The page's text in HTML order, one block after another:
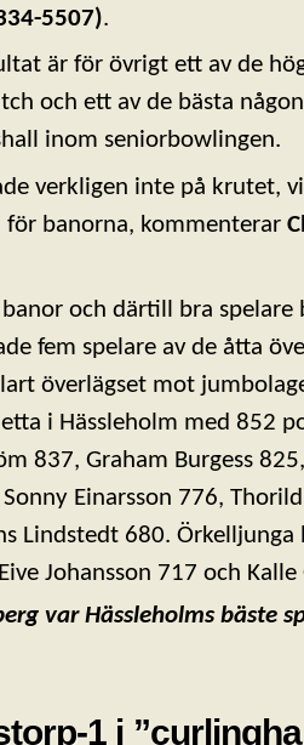
5507).
är för övrigt ett av de
och ett av de bästa
inom seniorbowlingen.
verkligen inte på krutet,
banorna, kommenterar
och därtill bra
fem spelare av de åtta
överlägset mot
i Hässleholm med 852
837, Graham Burgess
Einarsson 776,
Lindstedt 680.
Johansson 717 och
var Hässleholms bäste
1 i